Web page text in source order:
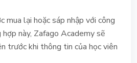
mua lại hoặc sáp nhập với công
này, Zafago Academy sẽ
trước khi thông tin của học viên